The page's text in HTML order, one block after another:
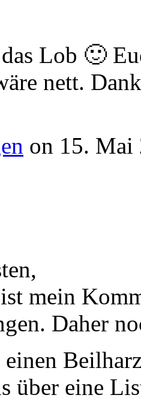
Lob 🙂
nett.
on 15. Mai
mein
Daher
über eine